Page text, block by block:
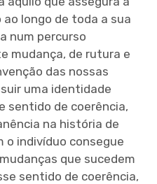
longo de toda a sua
num percurso
mudança, de rutura e
das nossas
uma identidade
sentido de coerência,
na história de
o indivíduo consegue
que sucedem
sentido de coerência,